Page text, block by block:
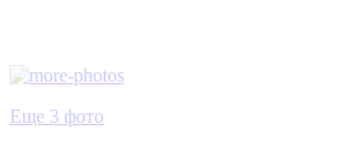
Еще 3 фото